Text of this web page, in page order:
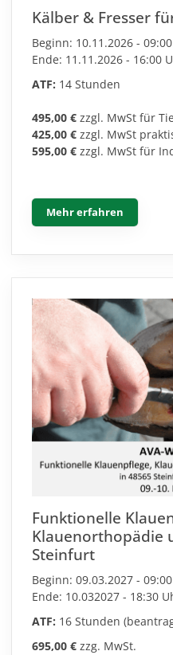
Kälber & Fresser
Beginn: 10.11.2026 -
Ende: 11.11.2026 - 16:00
ATF: 14 Stunden
495,00 € zzgl. MwSt für
425,00 € zzgl. MwSt
595,00 € zzgl. MwSt für
Mehr erfahren
Funktionelle
Klauenorthopädie
Steinfurt
Beginn: 09.03.2027 -
Ende: 10.032027 - 18:30
ATF: 16 Stunden
695,00 € zzg. MwSt.